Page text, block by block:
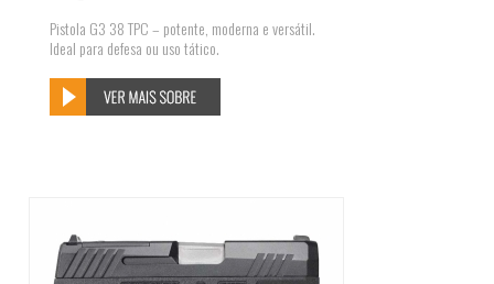
Pistola G3 38 TPC – potente, moderna e versátil.
Ideal para defesa ou uso tático.